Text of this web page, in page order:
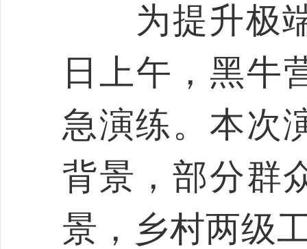
为提升极端
日上午，黑牛
急演练。本次
背景，部分群
景，乡村两级